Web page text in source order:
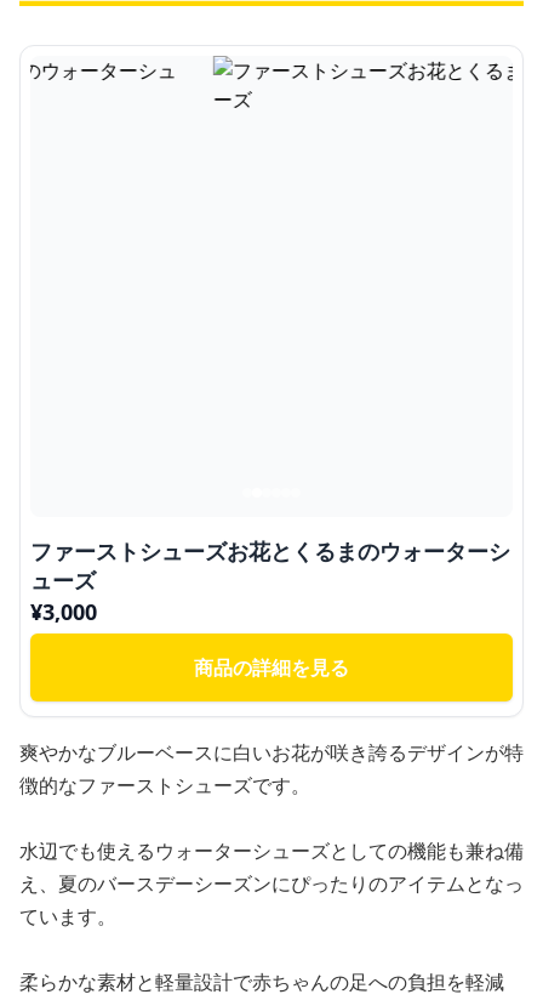
ファーストシューズお花とくるまのウォーターシ
ューズ
¥3,000
商品の詳細を見る
爽やかなブルーベースに白いお花が咲き誇るデザインが特
徴的なファーストシューズです。
水辺でも使えるウォーターシューズとしての機能も兼ね備
え、夏のバースデーシーズンにぴったりのアイテムとなっ
ています。
柔らかな素材と軽量設計で赤ちゃんの足への負担を軽減